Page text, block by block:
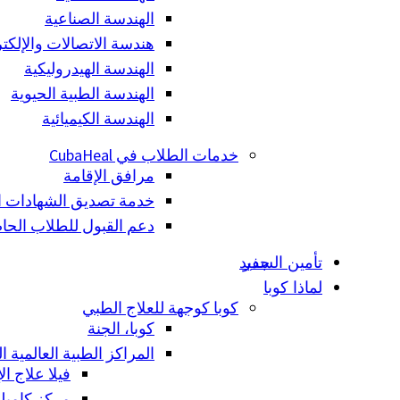
الهندسة الصناعية
هندسة الاتصالات
الهندسة الهيدروليكية
الهندسة الطبية الحيوية
الهندسة الكيميائية
خدمات الطلاب في CubaHeal
مرافق الإقامة
خدمة تصديق الشهادات
دعم القبول للطلاب
تأمين السفر
جديد
لماذا كوبا
كوبا كوجهة للعلاج الطبي
كوبا، الجنة
المراكز الطبية
فيلا علاج